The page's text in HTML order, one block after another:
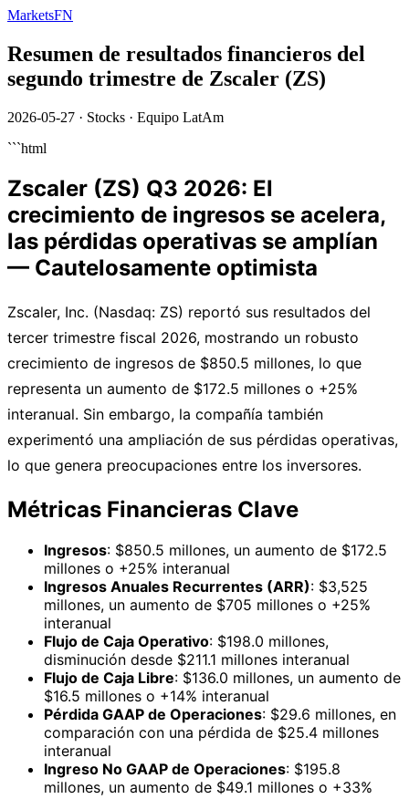
MarketsFN
Resumen de resultados financieros del
segundo trimestre de Zscaler (ZS)
2026-05-27 · Stocks · Equipo LatAm
```html
Zscaler (ZS) Q3 2026: El
crecimiento de ingresos se acelera,
las pérdidas operativas se amplían
— Cautelosamente optimista
Zscaler, Inc. (Nasdaq: ZS) reportó sus resultados del
tercer trimestre fiscal 2026, mostrando un robusto
crecimiento de ingresos de $850.5 millones, lo que
representa un aumento de $172.5 millones o +25%
interanual. Sin embargo, la compañía también
experimentó una ampliación de sus pérdidas operativas,
lo que genera preocupaciones entre los inversores.
Métricas Financieras Clave
Ingresos: $850.5 millones, un aumento de $172.5
millones o +25% interanual
Ingresos Anuales Recurrentes (ARR): $3,525
millones, un aumento de $705 millones o +25%
interanual
Flujo de Caja Operativo: $198.0 millones,
disminución desde $211.1 millones interanual
Flujo de Caja Libre: $136.0 millones, un aumento de
$16.5 millones o +14% interanual
Pérdida GAAP de Operaciones: $29.6 millones, en
comparación con una pérdida de $25.4 millones
interanual
Ingreso No GAAP de Operaciones: $195.8
millones, un aumento de $49.1 millones o +33%